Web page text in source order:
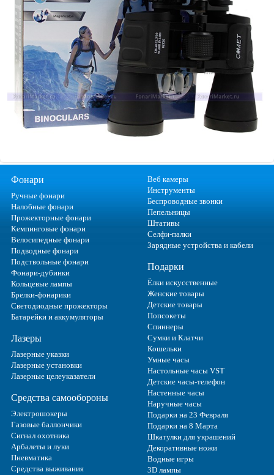
Фонари
Ручные фонари
Налобные фонари
Прожекторные фонари
Кемпинговые фонари
Велосипедные фонари
Подводные фонари
Подствольные фонари
Фонари-дубинки
Кольцевые лампы
Брелки-фонарики
Светодиодные прожекторы
Батарейки и аккумуляторы
Лазеры
Лазерные указки
Лазерные установки
Лазерные целеуказатели
Средства самообороны
Электрошокеры
Газовые баллончики
Сигнал охотника
Арбалеты и луки
Пневматика
Средства выживания
Веб камеры
Инструменты
Беспроводные звонки
Пепельницы
Штативы
Селфи-палки
Зарядные устройства и кабели
Подарки
Ёлки искусственные
Женские товары
Детские товары
Попсокеты
Спиннеры
Сумки и Клатчи
Кошельки
Умные часы
Настольные часы VST
Детские часы-телефон
Настенные часы
Наручные часы
Подарки на 23 Февраля
Подарки на 8 Марта
Шкатулки для украшений
Декоративные ножи
Водные игры
3D лампы